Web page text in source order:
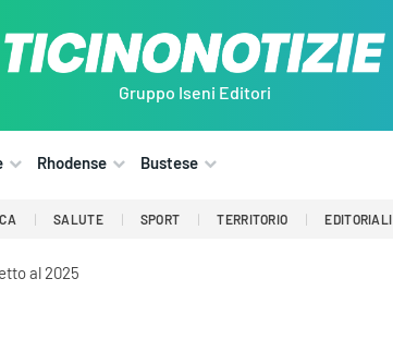
Gruppo Iseni Editori
Rhodense Bustese
SALUTE SPORT TERRITORIO EDITORIALI
al 2025